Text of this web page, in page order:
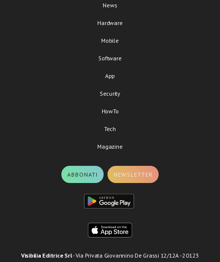
News
Hardware
Mobile
Software
App
Security
HowTo
Tech
Magazine
ABBONATI NEWSLETTER
Visibilia Editrice Srl- Via Privata Giovannino De Grassi 12/12A - 20123